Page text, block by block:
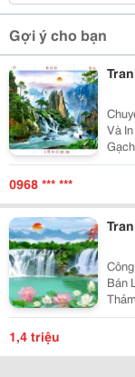
Gợi ý cho bạn
Chuyên Cung
Và
Điểm&Hellip; -
0968 *** ***
Bán
1,4 triệu